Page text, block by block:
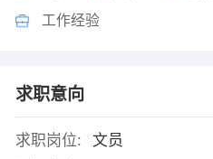
工作经验
求职意向
求职岗位:
文员